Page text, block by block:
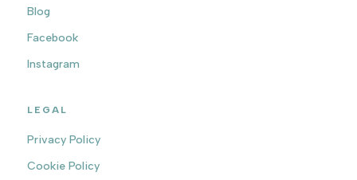
Blog
Facebook
Instagram
LEGAL
Privacy Policy
Cookie Policy